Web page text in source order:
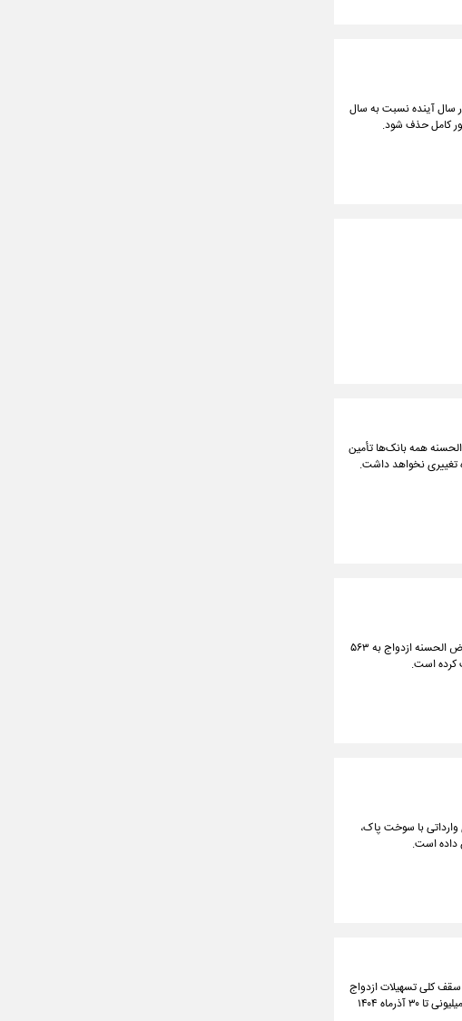
سال آینده نسبت به سال
همه بانک‌ها تأمین
تغییری نخواهد داشت.
طبق اعلام بانک مرکزی، شبکه بانکی از ابتدای سال جاری تا امروز ۱۸۹ هزارمیلیارد تومان تسهیلات قرض الحسنه ازدواج به ۵۶۳
خودروهای وارداتی با سوخت پاک،
مرکز پژوهش‌ها، مبنی بر در نظر گرفتن ۴۰۰ همت برای سقف کلی تسهیلات ازدواج
و فرزند، نهایتاً رقم ۲۷۰ همت مورد تصویب نهایی قرار گرفت که خود باعث ایجاد صف بیش از یک میلیونی تا ۳۰ آذرماه ۱۴۰۴